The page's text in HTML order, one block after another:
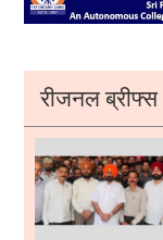
रीजनल ब्रीफ्स